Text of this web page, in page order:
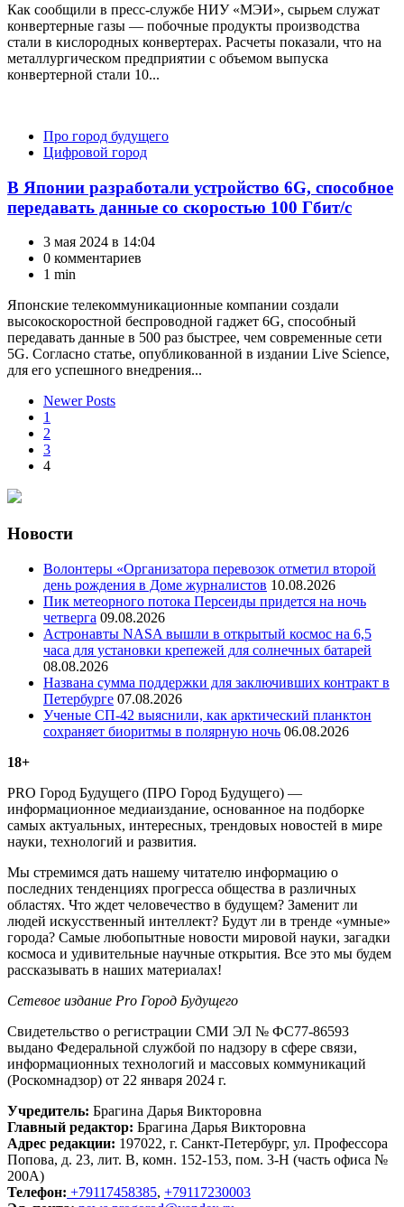
Как сообщили в пресс-службе НИУ «МЭИ», сырьем служат
конвертерные газы — побочные продукты производства
стали в кислородных конвертерах. Расчеты показали, что на
металлургическом предприятии с объемом выпуска
конвертерной стали 10...
КатегорииПро город будущего
Цифровой город
В Японии разработали устройство 6G, способное
передавать данные со скоростью 100 Гбит/с
3 мая 2024 в 14:04
0 комментариев
1 min
Японские телекоммуникационные компании создали
высокоскоростной беспроводной гаджет 6G, способный
передавать данные в 500 раз быстрее, чем современные сети
5G. Согласно статье, опубликованной в издании Live Science,
для его успешного внедрения...
Пагинация
записей
Newer Posts
1
2
3
4
Новости
Волонтеры «Организатора перевозок отметил второй
день рождения в Доме журналистов 10.08.2026
Пик метеорного потока Персеиды придется на ночь
четверга 09.08.2026
Астронавты NASA вышли в открытый космос на 6,5
часа для установки крепежей для солнечных батарей
08.08.2026
Названа сумма поддержки для заключивших контракт в
Петербурге 07.08.2026
Ученые СП-42 выяснили, как арктический планктон
сохраняет биоритмы в полярную ночь 06.08.2026
18+
PRO Город Будущего (ПРО Город Будущего) —
информационное медиаиздание, основанное на подборке
самых актуальных, интересных, трендовых новостей в мире
науки, технологий и развития.
Мы стремимся дать нашему читателю информацию о
последних тенденциях прогресса общества в различных
областях. Что ждет человечество в будущем? Заменит ли
людей искусственный интеллект? Будут ли в тренде «умные»
города? Самые любопытные новости мировой науки, загадки
космоса и удивительные научные открытия. Все это мы будем
рассказывать в наших материалах!
Сетевое издание Рrо Город Будущего
Свидетельство о регистрации СМИ ЭЛ № ФС77-86593
выдано Федеральной службой по надзору в сфере связи,
информационных технологий и массовых коммуникаций
(Роскомнадзор) от 22 января 2024 г.
Учредитель: Брагина Дарья Викторовна
Главный редактор: Брагина Дарья Викторовна
Адрес редакции: 197022, г. Санкт-Петербург, ул. Профессора
Попова, д. 23, лит. В, комн. 152-153, пом. 3-Н (часть офиса №
200А)
Телефон: +79117458385, +79117230003